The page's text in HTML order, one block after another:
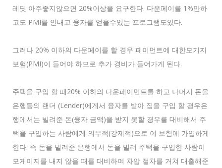
레딧 아주좋지않으면 20%이상을 요구한다. 다운페이를 1%만하
고도 PMI를 안내고 융자를 얻을수있는 프로그램도있다.
그러나 20% 이하의 다운페이를 할 경우 페이먼트에 대한모기지
보험(PMI)이 들어야 하므로 추가 경비가 들어가게 된다.
주택을 구입 할 때20% 이하의 다운페이먼트를 하고 나머지 돈을
은행등의 랜더 (Lender)에게서 융자를 받아 집을 구입 할 경우은
행에서는 빌려준 돈(융자 금액)을 받지 못할 경우를 대비해서 주
택을 구입하는 사람에게 의무적(강제적)으로 이 보험에 가입하게
한다. 즉 돈을 빌려준 은행에서 돈을 빌려 주택을 구입한 사람이
모게이지를 내지 않을 때를 대비하여 차압 절차를 거쳐 대출해준